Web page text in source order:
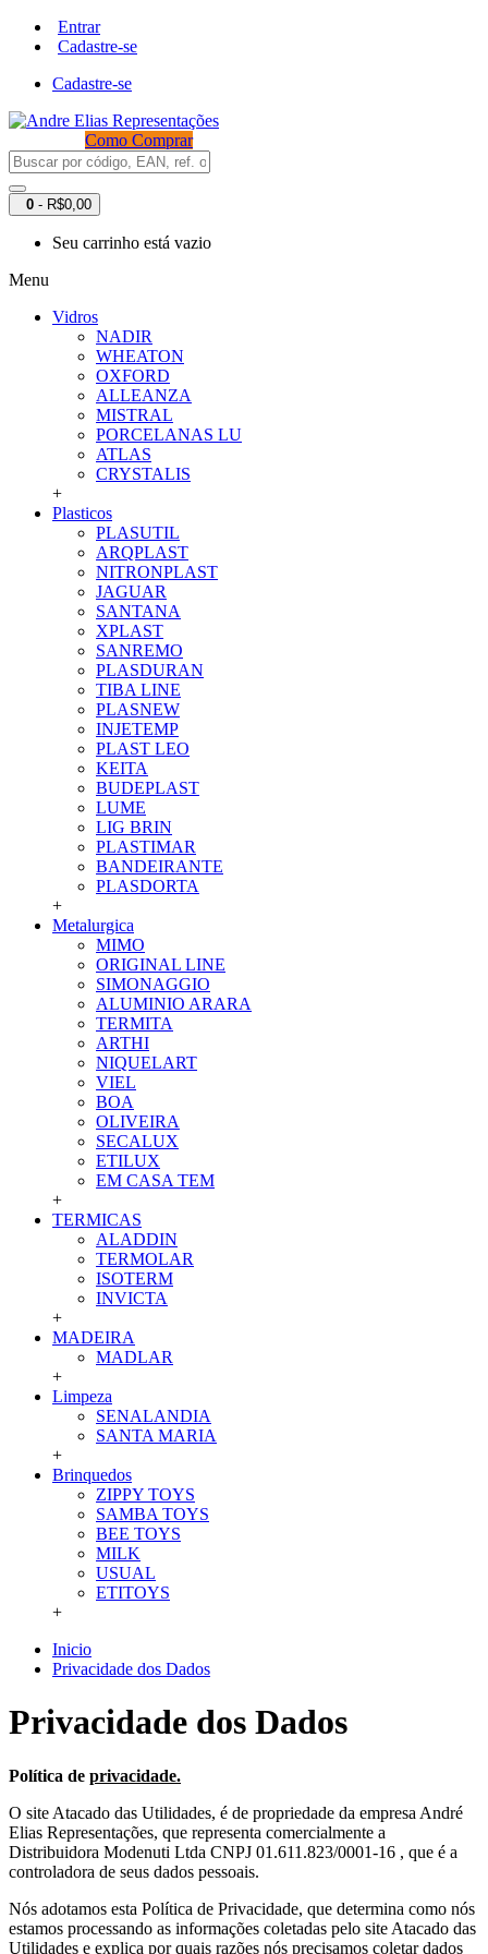
Entrar
Cadastre-se
Cadastre-se
Como Comprar
0 - R$0,00
Seu carrinho está vazio
Menu
Vidros
NADIR
WHEATON
OXFORD
ALLEANZA
MISTRAL
PORCELANAS LU
ATLAS
CRYSTALIS
+
Plasticos
PLASUTIL
ARQPLAST
NITRONPLAST
JAGUAR
SANTANA
XPLAST
SANREMO
PLASDURAN
TIBA LINE
PLASNEW
INJETEMP
PLAST LEO
KEITA
BUDEPLAST
LUME
LIG BRIN
PLASTIMAR
BANDEIRANTE
PLASDORTA
+
Metalurgica
MIMO
ORIGINAL LINE
SIMONAGGIO
ALUMINIO ARARA
TERMITA
ARTHI
NIQUELART
VIEL
BOA
OLIVEIRA
SECALUX
ETILUX
EM CASA TEM
+
TERMICAS
ALADDIN
TERMOLAR
ISOTERM
INVICTA
+
MADEIRA
MADLAR
+
Limpeza
SENALANDIA
SANTA MARIA
+
Brinquedos
ZIPPY TOYS
SAMBA TOYS
BEE TOYS
MILK
USUAL
ETITOYS
+
Inicio
Privacidade dos Dados
Privacidade dos Dados
Política de privacidade.
O site Atacado das Utilidades, é de propriedade da empresa André
Elias Representações, que representa comercialmente a
Distribuidora Modenuti Ltda CNPJ 01.611.823/0001-16 , que é a
controladora de seus dados pessoais.
Nós adotamos esta Política de Privacidade, que determina como nós
estamos processando as informações coletadas pelo site Atacado das
Utilidades e explica por quais razões nós precisamos coletar dados